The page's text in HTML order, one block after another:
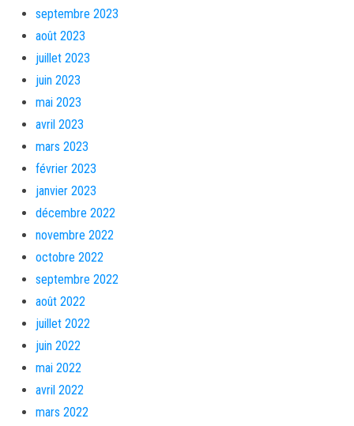
septembre 2023
août 2023
juillet 2023
juin 2023
mai 2023
avril 2023
mars 2023
février 2023
janvier 2023
décembre 2022
novembre 2022
octobre 2022
septembre 2022
août 2022
juillet 2022
juin 2022
mai 2022
avril 2022
mars 2022